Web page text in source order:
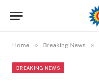
Home » Breaking News »
BREAKING NEWS